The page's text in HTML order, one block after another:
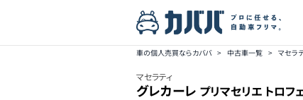
車の個人売買ならカババ > 中古車一覧 > マセラ
マセラティ
グレカーレ プリマセリエ トロフ